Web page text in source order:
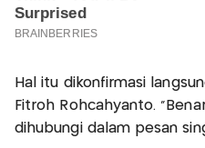
Hal itu dikonfirmasi
Fitroh Rohcahyanto.
dihubungi dalam pesan